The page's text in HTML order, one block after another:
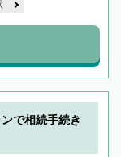
で相続手続き